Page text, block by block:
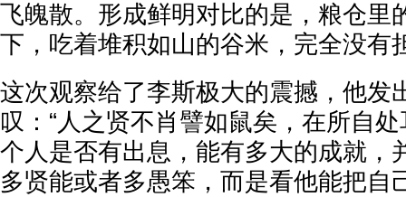
飞魄散。形成鲜明对比的是，粮仓里
下，吃着堆积如山的谷米，完全没有
这次观察给了李斯极大的震撼，他发
叹：“人之贤不肖譬如鼠矣，在所自
个人是否有出息，能有多大的成就，
多贤能或者多愚笨，而是看他能把自